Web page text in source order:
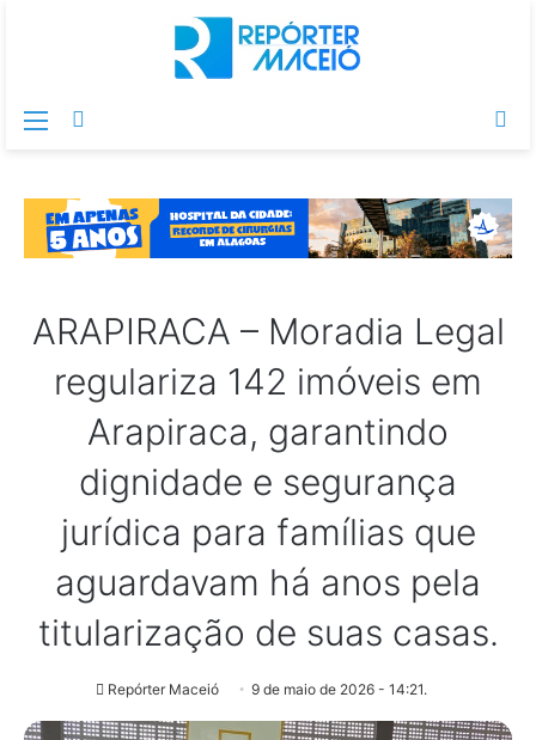
Menu
ARAPIRACA – Moradia Legal
regulariza 142 imóveis em
Arapiraca, garantindo
dignidade e segurança
jurídica para famílias que
aguardavam há anos pela
titularização de suas casas.
Repórter Maceió 9 de maio de 2026 - 14:21.